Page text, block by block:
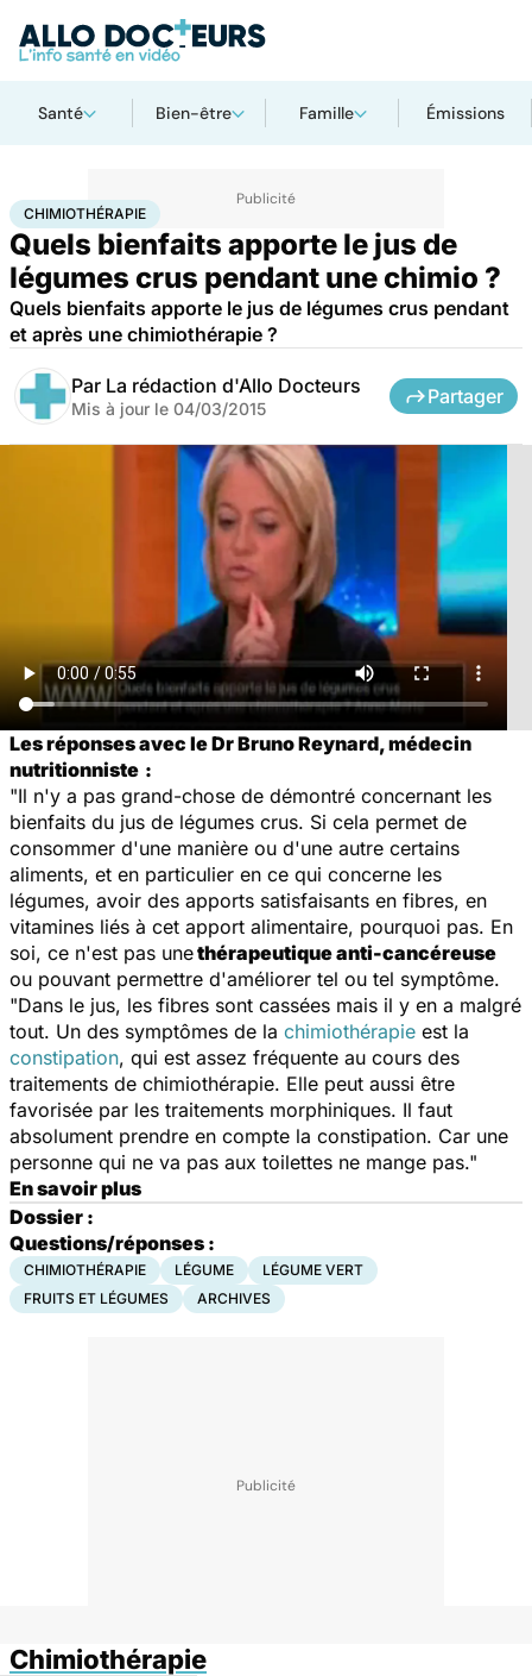
Santé Bien-être Famille Émissions
AccueilSantéChimiothérapie
CHIMIOTHÉRAPIE
Quels bienfaits apporte le jus de
légumes crus pendant une chimio ?
Quels bienfaits apporte le jus de légumes crus pendant
et après une chimiothérapie ?
Par La rédaction d'Allo Docteurs
Mis à jour le 04/03/2015
Partager
Les réponses avec le Dr Bruno Reynard, médecin
nutritionniste :
"Il n'y a pas grand-chose de démontré concernant les
bienfaits du jus de légumes crus. Si cela permet de
consommer d'une manière ou d'une autre certains
aliments, et en particulier en ce qui concerne les
légumes, avoir des apports satisfaisants en fibres, en
vitamines liés à cet apport alimentaire, pourquoi pas. En
soi, ce n'est pas unethérapeutique anti-cancéreuse
ou pouvant permettre d'améliorer tel ou tel symptôme.
"Dans le jus, les fibres sont cassées mais il y en a malgré
tout. Un des symptômes de la chimiothérapie est la
constipation, qui est assez fréquente au cours des
traitements de chimiothérapie. Elle peut aussi être
favorisée par les traitements morphiniques. Il faut
absolument prendre en compte la constipation. Car une
personne qui ne va pas aux toilettes ne mange pas."
En savoir plus
Dossier :
Questions/réponses :
CHIMIOTHÉRAPIE LÉGUME
LÉGUME VERT
FRUITS ET LÉGUMES
ARCHIVES
Chimiothérapie